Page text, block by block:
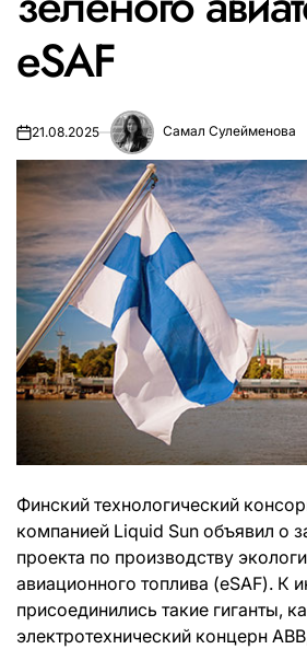
eSAF
21.08.2025 Самал Сулейменова
Финский технологический
компанией Liquid Sun объявил о
проекта по производству
авиационного топлива (eSAF). К
присоединились такие гиганты,
электротехнический концерн